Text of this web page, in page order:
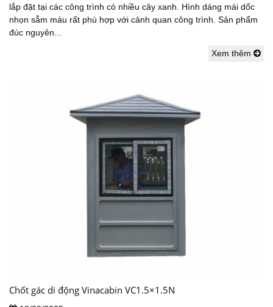
lắp đặt tại các công trình có nhiều cây xanh. Hình dáng mái dốc
nhọn sẫm màu rất phù hợp với cảnh quan công trình. Sản phẩm
đúc nguyên...
Xem thêm
Chốt gác di động Vinacabin VC1.5×1.5N